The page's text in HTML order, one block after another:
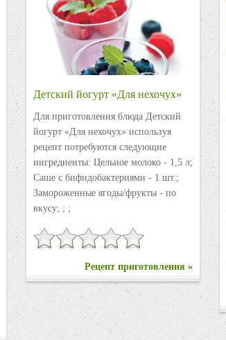
Детский йогурт «Для нехочух»
Для приготовления блюда Детский
йогурт «Для нехочух» используя
рецепт потребуются следующие
ингредиенты: Цельное молоко - 1,5 л;
Саше с бифидобактериями - 1 шт.;
Замороженные ягоды/фрукты - по
вкусу; ; ;
Рецепт приготовления »